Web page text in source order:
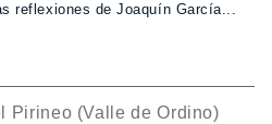
reflexiones de Joaquín García...
Pirineo (Valle de Ordino)